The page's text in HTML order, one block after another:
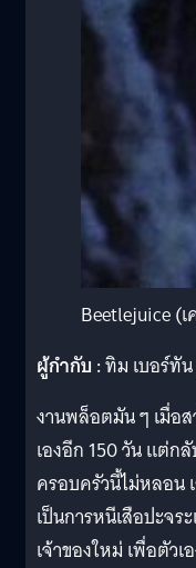
Beetlejuice (
ผู้กำกับ :ทิม เบอร์ทั
งานพล็อตมัน ๆ เมื่อ
เองอีก 150 วัน แต่ก
ครอบครัวนี้ไม่หลอน
เป็นการหนีเสือปะจ
เจ้าของใหม่ เพื่อตัว